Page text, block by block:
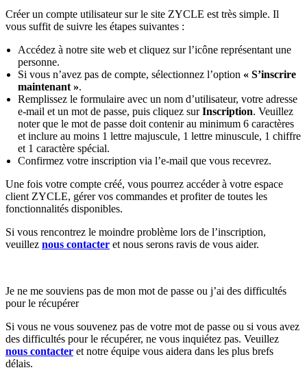
Créer un compte utilisateur sur le site ZYCLE est très simple. Il
vous suffit de suivre les étapes suivantes :
Accédez à notre site web et cliquez sur l’icône représentant une
personne.
Si vous n’avez pas de compte, sélectionnez l’option « S’inscrire
maintenant ».
Remplissez le formulaire avec un nom d’utilisateur, votre adresse
e-mail et un mot de passe, puis cliquez surInscription. Veuillez
noter que le mot de passe doit contenir au minimum 6 caractères
et inclure au moins 1 lettre majuscule, 1 lettre minuscule, 1 chiffre
et 1 caractère spécial.
Confirmez votre inscription via l’e-mail que vous recevrez.
Une fois votre compte créé, vous pourrez accéder à votre espace
client ZYCLE, gérer vos commandes et profiter de toutes les
fonctionnalités disponibles.
Si vous rencontrez le moindre problème lors de l’inscription,
veuillez nous contacter et nous serons ravis de vous aider.
Je ne me souviens pas de mon mot de passe ou j’ai des difficultés
pour le récupérer
Si vous ne vous souvenez pas de votre mot de passe ou si vous avez
des difficultés pour le récupérer, ne vous inquiétez pas. Veuillez
nous contacter et notre équipe vous aidera dans les plus brefs
délais.